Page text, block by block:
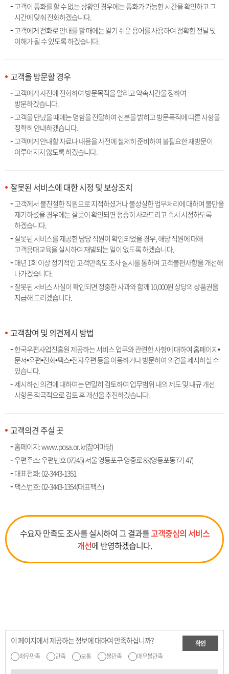
고객이 통화를 할 수 없는 상황인 경우에는 통화가 가능한 시간을 확인하고 그
시간에 맞춰 전화하겠습니다.
고객에게 전화로 안내를 할 때에는 알기 쉬운 용어를 사용하여 정확한 전달 및
이해가 될 수 있도록 하겠습니다.
고객을 방문할 경우
고객에게 사전에 전화하여 방문목적을 알리고 약속시간을 정하여
방문하겠습니다.
고객을 만났을 때에는 명함을 전달하여 신분을 밝히고 방문목적에 따른 사항을
정확히 안내하겠습니다.
고객에게 안내할 자료나 내용을 사전에 철저히 준비하여 불필요한 재방문이
이루어지지 않도록 하겠습니다.
잘못된 서비스에 대한 시정 및 보상조치
고객께서 불친절한 직원으로 지적하셨거나 불성실한 업무처리에 대하여 불만을
제기하셨을 경우에는 잘못이 확인되면 정중히 사과드리고 즉시 시정하도록
하겠습니다.
잘못된 서비스를 제공한 담당 직원이 확인되었을 경우, 해당 직원에 대해
고객응대교육을 실시하여 재발되는 일이 없도록 하겠습니다.
매년 1회 이상 정기적인 고객만족도 조사 실시를 통하여 고객불편사항을 개선해
나가겠습니다.
잘못된 서비스 사실이 확인되면 정중한 사과와 함께 10,000원 상당의 상품권을
지급해 드리겠습니다.
고객참여 및 의견제시 방법
한국우편사업진흥원 제공하는 서비스 업무와 관련한 사항에 대하여 홈페이지•
문서•우편•전화•팩스•전자우편 등을 이용하거나 방문하여 의견을 제시하실 수
있습니다.
제시하신 의견에 대하여는 면밀히 검토하여 업무범위 내의 제도 및 내규 개선
사항은 적극적으로 검토 후 개선을 추진하겠습니다.
고객의견 주실 곳
홈페이지: www.posa.or.kr(참여마당)
우편주소: 우편번호 07245) 서울 영등포구 영중로 83(영등포동7가 47)
대표전화:02-3443-1351
팩스번호: 02-3443-1354(대표팩스)
수요자 만족도 조사를 실시하여 그 결과를고객중심의 서비스
개선에 반영하겠습니다.
이 페이지에서 제공하는 정보에 대하여 만족하십니까?
매우만족 만족 보통 불만족 매우불만족
확인